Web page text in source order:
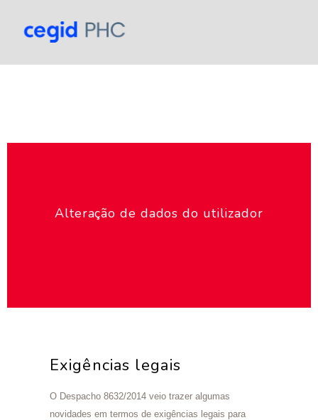
Alteração de dados do utilizador
Exigências legais
O Despacho 8632/2014 veio trazer algumas
novidades em termos de exigências legais para